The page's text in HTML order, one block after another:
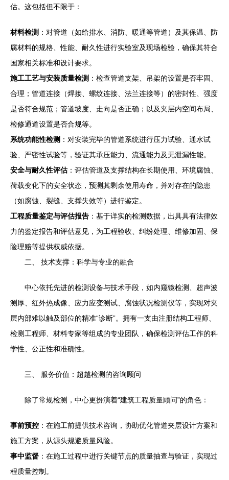
估。这包括但不限于：
材料检测 ：对管道（如给排水、消防、暖通等管道）及其保温、防
腐材料的规格、性能、耐久性进行实验室及现场检验，确保其符合
国家相关标准和设计要求。
施工工艺与安装质量检测 ：检查管道支架、吊架的设置是否牢固、
合理；管道连接（焊接、螺纹连接、法兰连接等）的密封性、强度
是否符合规范；管道坡度、走向是否正确；以及夹层内空间布局、
检修通道设置是否合规等。
系统功能性检测 ：对安装完毕的管道系统进行压力试验、通水试
验、严密性试验等，验证其承压能力、流通能力及无泄漏性能。
安全与耐久性评估：评估管道及支撑结构在长期使用、环境腐蚀、
荷载变化下的安全状态，预测其剩余使用寿命，并对存在的隐患
（如腐蚀、裂缝、支撑失效等）进行鉴定。
工程质量鉴定与评估报告 ：基于详实的检测数据，出具具有法律效
力的鉴定报告和评估意见，为工程验收、纠纷处理、维修加固、保
险理赔等提供权威依据。
二、 技术支撑：科学与专业的融合
中心依托先进的检测设备与技术手段，如内窥镜检测、超声波
测厚、红外热成像、应力应变测试、腐蚀状况检测仪等，实现对夹
层内部难以触及部位的精准“诊断”。拥有一支由注册结构工程师、
检测工程师、材料专家等组成的专业团队，确保检测评估工作的科
学性、公正性和准确性。
三、 服务价值：超越检测的咨询顾问
除了常规检测，中心更扮演着“建筑工程质量顾问”的角色：
事前预控 ：在施工前提供技术咨询，协助优化管道夹层设计方案和
施工方案，从源头规避质量风险。
事中监督 ：在施工过程中进行关键节点的质量抽查与验证，实现过
程质量控制。